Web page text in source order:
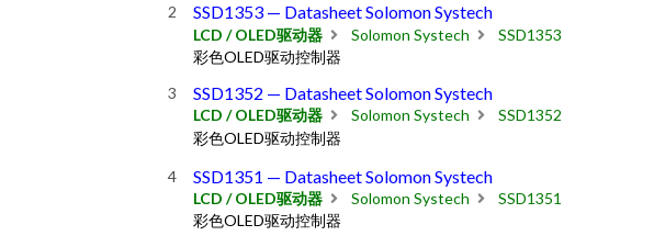
SSD1353 — Datasheet Solomon Systech
LCD / OLED驱动器 Solomon Systech
SSD1353
彩色OLED驱动控制器
SSD1352 — Datasheet Solomon Systech
LCD / OLED驱动器 Solomon Systech
SSD1352
彩色OLED驱动控制器
SSD1351 — Datasheet Solomon Systech
LCD / OLED驱动器 Solomon Systech
SSD1351
彩色OLED驱动控制器